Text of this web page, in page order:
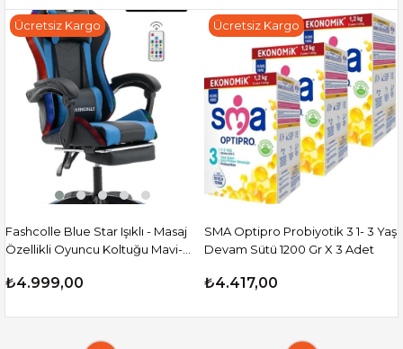
Fashcolle Blue Star Işıklı - Masaj
Özellikli Oyuncu Koltuğu Mavi-
₺4.999,00
Ücretsiz Kargo
SMA Optipro Probiyotik 3 1- 3 Yaş
Devam Sütü 1200 Gr X 3 Adet
₺4.417,00
Ücretsiz Kargo